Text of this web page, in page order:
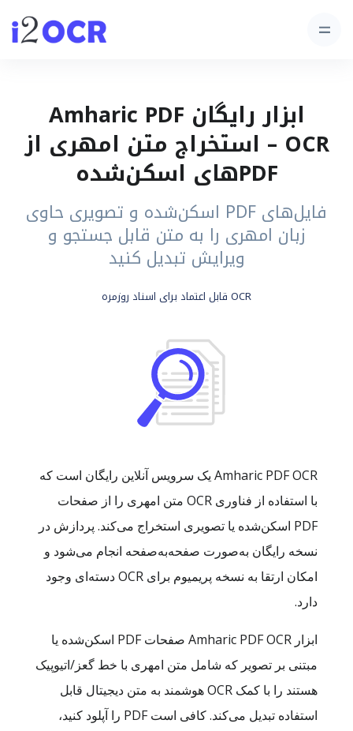
ابزار رایگان Amharic PDF
OCR – استخراج متن امهری از
PDFهای اسکن‌شده
فایل‌های PDF اسکن‌شده و تصویری حاوی
زبان امهری را به متن قابل جستجو و
ویرایش تبدیل کنید
OCR قابل اعتماد برای اسناد روزمره
Amharic PDF OCR یک سرویس آنلاین رایگان است که
با استفاده از فناوری OCR متن امهری را از صفحات
PDF اسکن‌شده یا تصویری استخراج می‌کند. پردازش در
نسخه رایگان به‌صورت صفحه‌به‌صفحه انجام می‌شود و
امکان ارتقا به نسخه پریمیوم برای OCR دسته‌ای وجود
دارد.
ابزار Amharic PDF OCR صفحات PDF اسکن‌شده یا
مبتنی بر تصویر که شامل متن امهری با خط گعز/اتیوپیک
هستند را با کمک OCR هوشمند به متن دیجیتال قابل
استفاده تبدیل می‌کند. کافی است PDF را آپلود کنید،